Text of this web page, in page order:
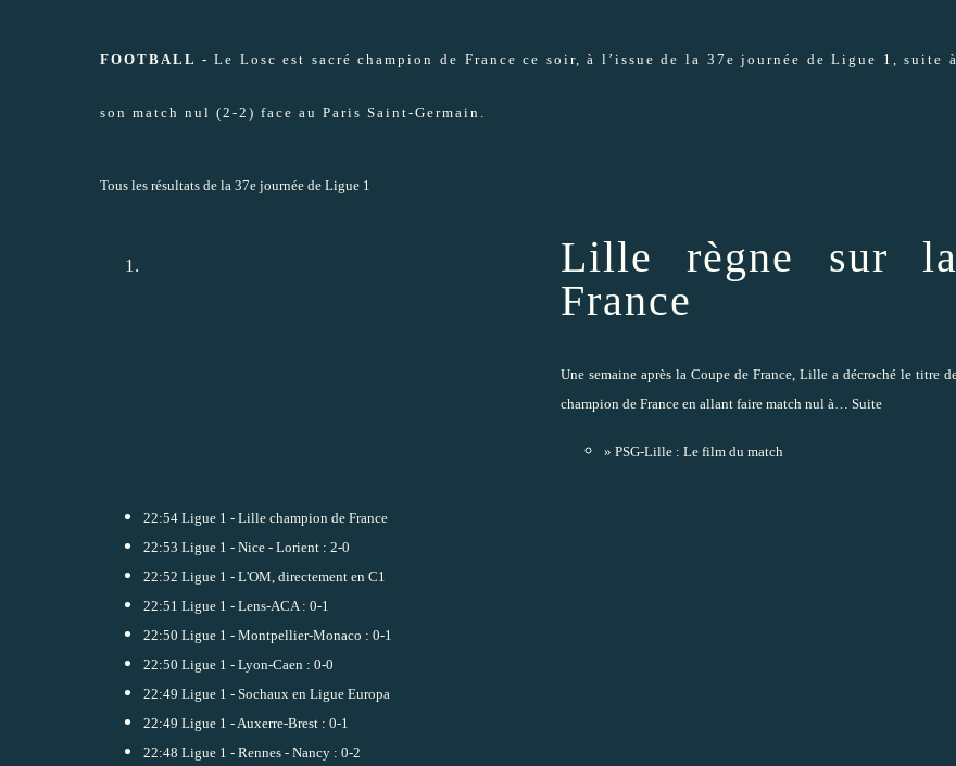
FOOTBALL - Le Losc est sacré champion de France ce soir, à l’issue de la 37e journée de Ligue 1, suite à
son match nul (2-2) face au Paris Saint-Germain.
Tous les résultats de la 37e journée de Ligue 1
Lille règne sur la
France
Une semaine après la Coupe de France, Lille a décroché le titre
champion de France en allant faire match nul à… Suite
» PSG-Lille : Le film du match
22:54 Ligue 1 - Lille champion de France
22:53 Ligue 1 - Nice - Lorient : 2-0
22:52 Ligue 1 - L'OM, directement en C1
22:51 Ligue 1 - Lens-ACA : 0-1
22:50 Ligue 1 - Montpellier-Monaco : 0-1
22:50 Ligue 1 - Lyon-Caen : 0-0
22:49 Ligue 1 - Sochaux en Ligue Europa
22:49 Ligue 1 - Auxerre-Brest : 0-1
22:48 Ligue 1 - Rennes - Nancy : 0-2